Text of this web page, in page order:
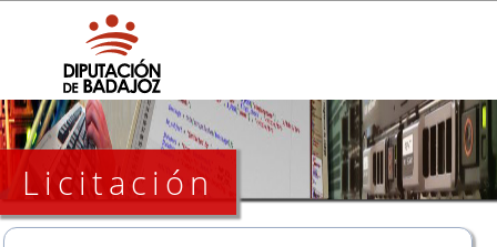
Licitación